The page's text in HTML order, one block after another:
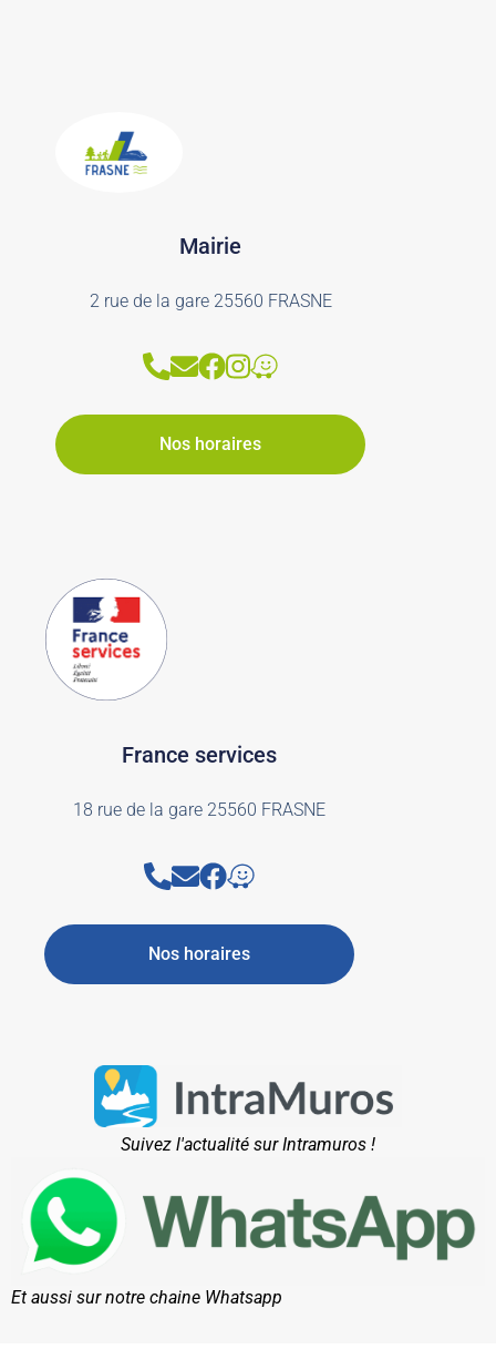
Mairie
2 rue de la gare 25560 FRASNE
Nos horaires
France services
18 rue de la gare 25560 FRASNE
Nos horaires
Suivez l'actualité sur Intramuros !
Et aussi sur notre chaine Whatsapp